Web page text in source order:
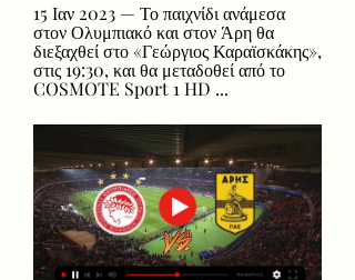
15 Ιαν 2023 — Το παιχνίδι ανάμεσα
στον Ολυμπιακό και στον Άρη θα
διεξαχθεί στο «Γεώργιος Καραϊσκάκης»,
στις 19:30, και θα μεταδοθεί από το
COSMOTE Sport 1 HD ...